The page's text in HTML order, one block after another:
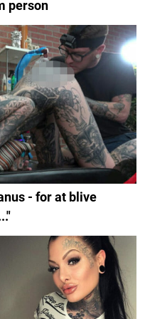
person
- for at blive